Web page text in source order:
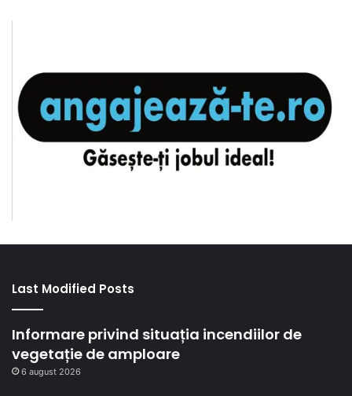
Last Modified Posts
Informare privind situația incendiilor de
vegetație de amploare
6 august 2026